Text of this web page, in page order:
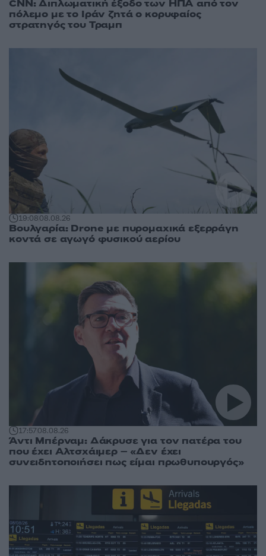
CNN: Διπλωματική έξοδο των ΗΠΑ από τον
πόλεμο με το Ιράν ζητά ο κορυφαίος
στρατηγός του Τραμπ
19:0808.08.26
Βουλγαρία: Drone με πυρομαχικά εξερράγη
κοντά σε αγωγό φυσικού αερίου
17:5708.08.26
Άντι Μπέρναμ: Δάκρυσε για τον πατέρα του
που έχει Αλτσχάιμερ – «Δεν έχει
συνειδητοποιήσει πως είμαι πρωθυπουργός»